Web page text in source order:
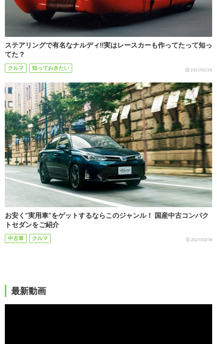
ステアリングで有名なナルディ!!実はレースカーも作ってたって知っ
てた？
クルマ 知っておきたい 2021/02/28
お安く”実用車”をゲットするならこのジャンル！ 国産中古コンパク
トセダンをご紹介
中古車 クルマ 2021/03/19
最新動画